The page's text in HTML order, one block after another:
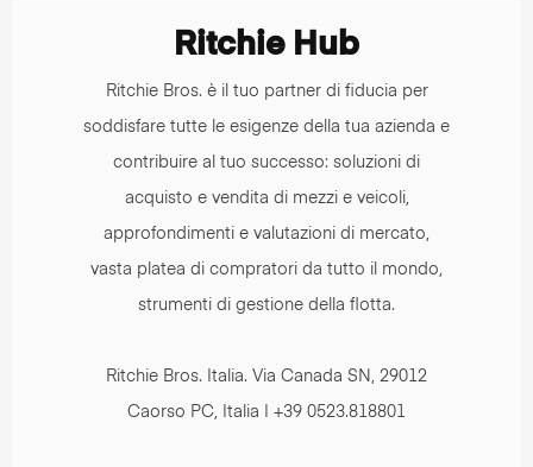
Ritchie Hub
Ritchie Bros. è il tuo partner di fiducia per
soddisfare tutte le esigenze della tua azienda e
contribuire al tuo successo: soluzioni di
acquisto e vendita di mezzi e veicoli,
approfondimenti e valutazioni di mercato,
vasta platea di compratori da tutto il mondo,
strumenti di gestione della flotta.
Ritchie Bros. Italia. Via Canada SN, 29012
Caorso PC, Italia | +39 0523.818801